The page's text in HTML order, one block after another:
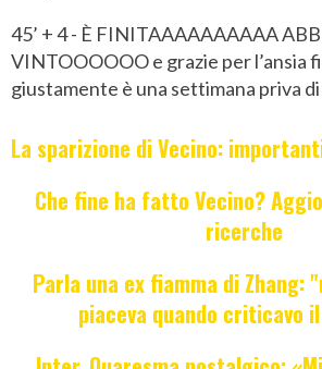
45’ + 4 - È FINITAAAAAAAAAA
VINTOOOOOO e grazie per l’ansia
giustamente è una settimana priva
La sparizione di Vecino:
Che fine ha fatto Vecino?
ricerche
Parla una ex fiamma di
piaceva quando criticavo